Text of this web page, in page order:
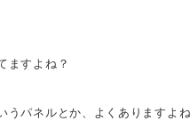
ますよね？
パネルとか、よくありますよ